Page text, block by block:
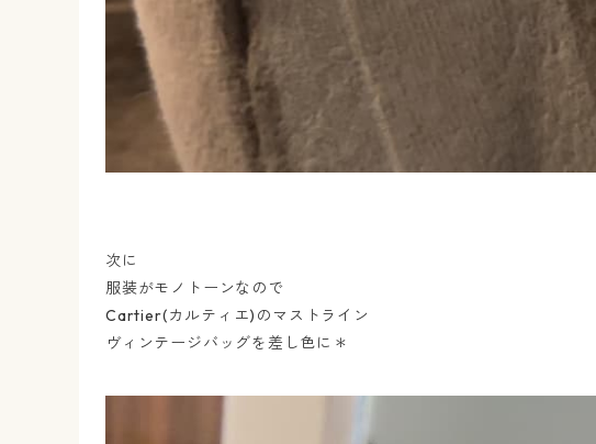
次に
服装がモノトーンなので
Cartier(カルティエ)のマストライン
ヴィンテージバッグを差し色に＊